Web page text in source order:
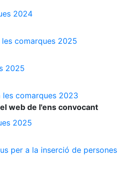
2024
comarques 2025
2025
comarques 2023
web de l'ens convocant
2025
per a la inserció de persones